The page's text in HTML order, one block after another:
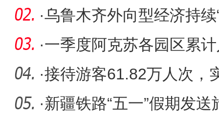
预计年底
·乌鲁木齐外向型经济持续
发
·一季度阿克苏各园区累
二百零八
·接待游客61.82万人次，
元——“
·新疆铁路“五一”假期发